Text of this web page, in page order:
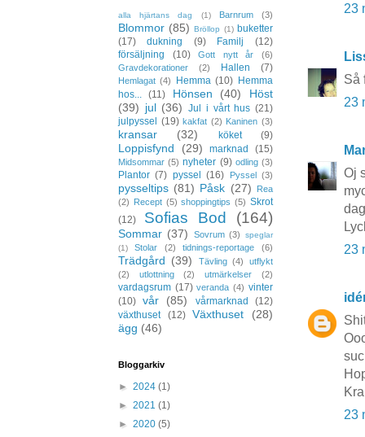
23
Så
23
Oj
23
23
alla hjärtans dag (1) Barnrum (3)
Blommor (85) Bröllop (1) buketter
(17)
dukning (9) Familj
(12)
försäljning
(10) Gott nytt år
(6)
Gravdekorationer
(2) Hallen (7)
Hemlagat (4) Hemma (10) Hemma
hos...
(11) Hönsen (40)
Höst
(39) jul (36) Jul i vårt hus (21)
julpyssel
(19) kakfat (2) Kaninen (3)
kransar (32) köket (9)
Loppisfynd (29) marknad (15)
Midsommar (5) nyheter (9) odling (3)
Plantor (7) pyssel (16) Pyssel (3)
pysseltips (81) Påsk (27)
Rea
(2) Recept (5) shoppingtips (5) Skrot
(12)
Sofias Bod (164)
Sommar (37) Sovrum (3)
speglar
(1)
Stolar (2) tidnings-reportage (6)
Trädgård (39) Tävling (4)
utflykt
(2)
utlottning (2) utmärkelser (2)
vardagsrum (17) veranda (4) vinter
(10) vår (85) vårmarknad
(12)
växthuset
(12) Växthuset
(28)
ägg (46)
Bloggarkiv
► 2024 (1)
► 2021 (1)
► 2020 (5)